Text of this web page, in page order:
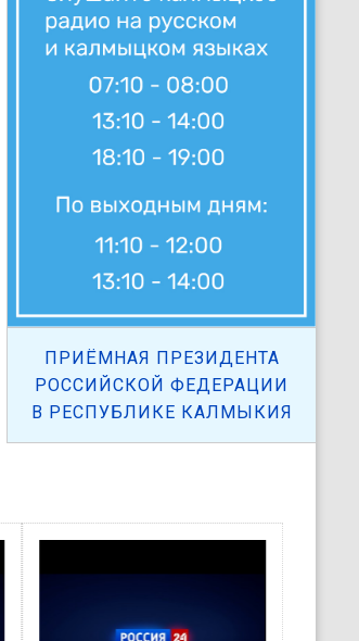
ПРИЁМНАЯ ПРЕЗИДЕНТА
РОССИЙСКОЙ ФЕДЕРАЦИИ
В РЕСПУБЛИКЕ КАЛМЫКИЯ